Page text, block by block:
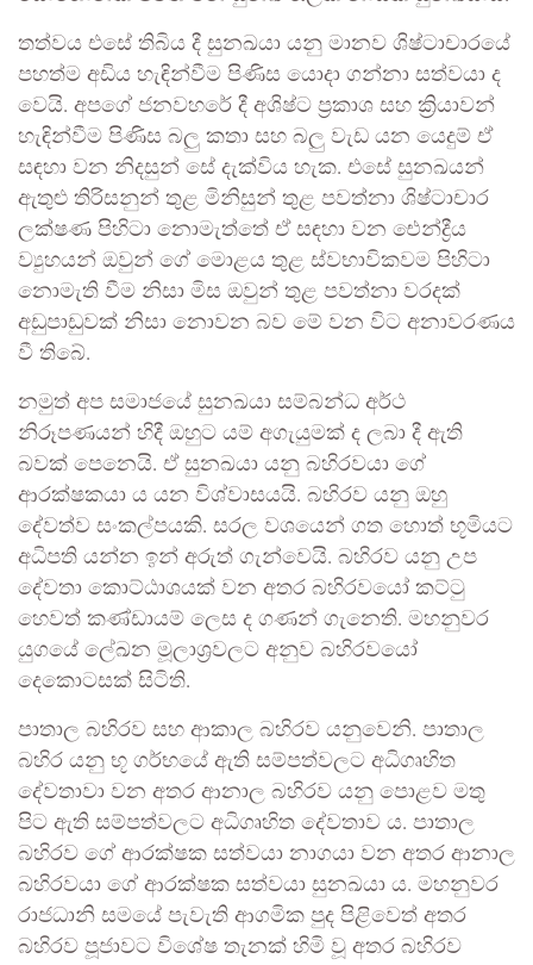
තත්වය එසේ තිබිය දී සුනඛයා යනු මානව ශිෂ්ටාචාරයේ
පහත්ම අඩිය හැඳින්වීම පිණිස යොදා ගන්නා සත්වයා ද
වෙයි. අපගේ ජනවහරේ දී අශිෂ්ට ප්‍රකාශ සහ ක්‍රියාවන්
හැඳින්වීම පිණිස බලු කතා සහ බලු වැඩ යන යෙදුම් ඒ
සඳහා වන නිදසුන් සේ දැක්විය හැක. එසේ සුනඛයන්
ඇතුළු තිරිසනුන් තුළ මිනිසුන් තුළ පවත්නා ශිෂ්ටාචාර
ලක්ෂණ පිහිටා නොමැත්තේ ඒ සඳහා වන ඓන්ද්‍රීය
ව්‍යුහයන් ඔවුන් ගේ මොළය තුළ ස්වභාවිකවම පිහිටා
නොමැති වීම නිසා මිස ඔවුන් තුළ පවත්නා වරදක්
අඩුපාඩුවක් නිසා නොවන බව මේ වන විට අනාවරණය
වී තිබේ.
නමුත් අප සමාජයේ සුනඛයා සම්බන්ධ අර්ථ
නිරූපණයන් හිදී ඔහුට යම් අගැයුමක් ද ලබා දී ඇති
බවක් පෙනෙයි. ඒ සුනඛයා යනු බහිරවයා ගේ
ආරක්ෂකයා ය යන විශ්වාසයයි. බහිරව යනු ඔහු
දේවත්ව සංකල්පයකි. සරල වශයෙන් ගත හොත් භූමියට
අධිපති යන්න ඉන් අරුත් ගැන්වෙයි. බහිරව යනු උප
දේවතා කොට්ඨාශයක් වන අතර බහිරවයෝ කට්ටු
හෙවත් කණ්ඩායම් ලෙස ද ගණන් ගැනෙති. මහනුවර
යුගයේ ලේඛන මූලාශ්‍රවලට අනුව බහිරවයෝ
දෙකොටසක් සිටිති.
පාතාල බහිරව සහ ආකාල බහිරව යනුවෙනි. පාතාල
බහිර යනු භූ ගර්භයේ ඇති සම්පත්වලට අධිගෘහිත
දේවතාවා වන අතර ආනාල බහිරව යනු පොළව මතු
පිට ඇති සම්පත්වලට අධිගෘහිත දේවතාව ය. පාතාල
බහිරව ගේ ආරක්ෂක සත්වයා නාගයා වන අතර ආනාල
බහිරවයා ගේ ආරක්ෂක සත්වයා සුනඛයා ය. මහනුවර
රාජධානි සමයේ පැවැති ආගමික පුද පිළිවෙත් අතර
බහිරව පූජාවට විශේෂ තැනක් හිමි වූ අතර බහිරව